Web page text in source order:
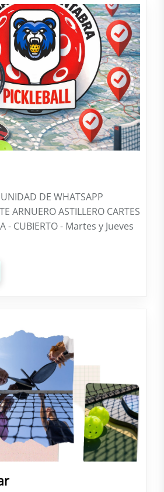
DE WHATSAPP
ARNUERO ASTILLERO CARTES
- CUBIERTO - Martes y Jueves